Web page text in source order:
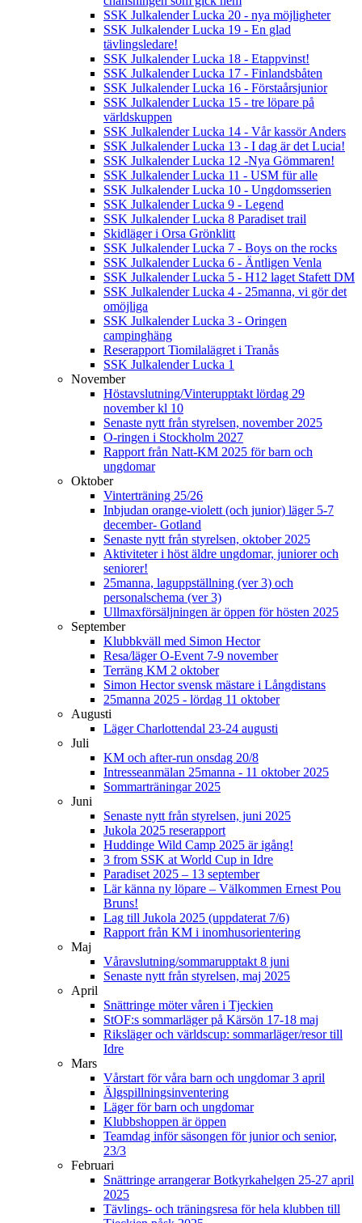
SSK Julkalender Lucka 20 - nya möjligheter
SSK Julkalender Lucka 19 - En glad
tävlingsledare!
SSK Julkalender Lucka 18 - Etappvinst!
SSK Julkalender Lucka 17 - Finlandsbåten
SSK Julkalender Lucka 16 - Förstaårsjunior
SSK Julkalender Lucka 15 - tre löpare på
världskuppen
SSK Julkalender Lucka 14 - Vår kassör Anders
SSK Julkalender Lucka 13 - I dag är det Lucia!
SSK Julkalender Lucka 12 -Nya Gömmaren!
SSK Julkalender Lucka 11 - USM für alle
SSK Julkalender Lucka 10 - Ungdomsserien
SSK Julkalender Lucka 9 - Legend
SSK Julkalender Lucka 8 Paradiset trail
Skidläger i Orsa Grönklitt
SSK Julkalender Lucka 7 - Boys on the rocks
SSK Julkalender Lucka 6 - Äntligen Venla
SSK Julkalender Lucka 5 - H12 laget Stafett DM
SSK Julkalender Lucka 4 - 25manna, vi gör det
omöjliga
SSK Julkalender Lucka 3 - Oringen
campinghäng
Reserapport Tiomilalägret i Tranås
SSK Julkalender Lucka 1
November
Höstavslutning/Vinterupptakt lördag 29
november kl 10
Senaste nytt från styrelsen, november 2025
O-ringen i Stockholm 2027
Rapport från Natt-KM 2025 för barn och
ungdomar
Oktober
Vinterträning 25/26
Inbjudan orange-violett (och junior) läger 5-7
december- Gotland
Senaste nytt från styrelsen, oktober 2025
Aktiviteter i höst äldre ungdomar, juniorer och
seniorer!
25manna, laguppställning (ver 3) och
personalschema (ver 3)
Ullmaxförsäljningen är öppen för hösten 2025
September
Klubbkväll med Simon Hector
Resa/läger O-Event 7-9 november
Terräng KM 2 oktober
Simon Hector svensk mästare i Långdistans
25manna 2025 - lördag 11 oktober
Augusti
Läger Charlottendal 23-24 augusti
Juli
KM och after-run onsdag 20/8
Intresseanmälan 25manna - 11 oktober 2025
Sommarträningar 2025
Juni
Senaste nytt från styrelsen, juni 2025
Jukola 2025 reserapport
Huddinge Wild Camp 2025 är igång!
3 from SSK at World Cup in Idre
Paradiset 2025 – 13 september
Lär känna ny löpare – Välkommen Ernest Pou
Bruns!
Lag till Jukola 2025 (uppdaterat 7/6)
Rapport från KM i inomhusorientering
Maj
Våravslutning/sommarupptakt 8 juni
Senaste nytt från styrelsen, maj 2025
April
Snättringe möter våren i Tjeckien
StOF:s sommarläger på Kärsön 17-18 maj
Riksläger och världscup: sommarläger/resor till
Idre
Mars
Vårstart för våra barn och ungdomar 3 april
Älgspillningsinventering
Läger för barn och ungdomar
Klubbshoppen är öppen
Teamdag inför säsongen för junior och senior,
23/3
Februari
Snättringe arrangerar Botkyrkahelgen 25-27 april
2025
Tävlings- och träningsresa för hela klubben till